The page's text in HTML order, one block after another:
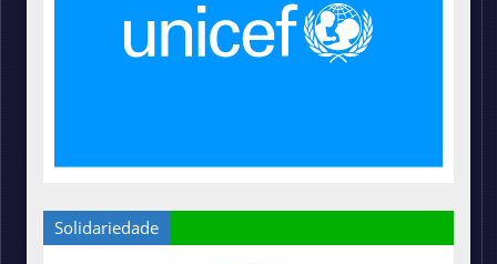
Solidariedade